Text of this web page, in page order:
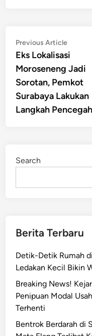
Post
navigation
Previous ArticlePrevious
article:
Eks Lokalisasi
Moroseneng Jadi
Sorotan, Pemkot
Surabaya Lakukan
Langkah
Search
Berita Terbaru
Detik-Detik Rumah
Ledakan Kecil Bikin
Breaking News!
Penipuan Modal
Terhenti
Bentrok Berdarah di